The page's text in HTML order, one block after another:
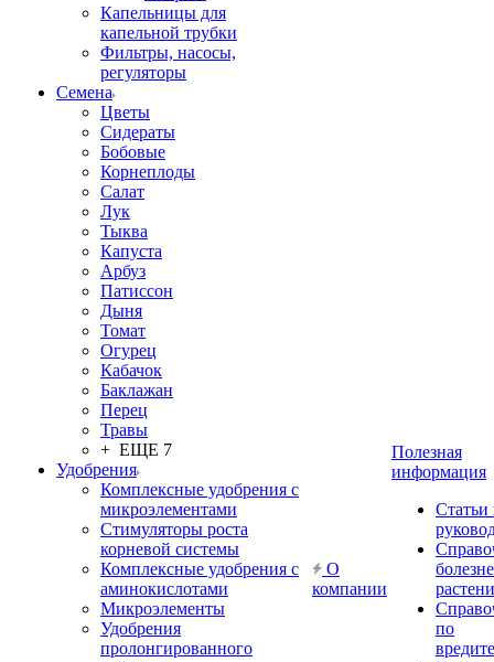
Капельницы для
капельной трубки
Фильтры, насосы,
регуляторы
Семена
Цветы
Сидераты
Бобовые
Корнеплоды
Салат
Лук
Тыква
Капуста
Арбуз
Патиссон
Дыня
Томат
Огурец
Кабачок
Баклажан
Перец
Травы
+ ЕЩЕ 7
Удобрения
Комплексные удобрения с
микроэлементами
Стимуляторы роста
корневой системы
Комплексные удобрения с
аминокислотами
Микроэлементы
Удобрения
пролонгированного
О
компании
Полезная
информация
Статьи
по